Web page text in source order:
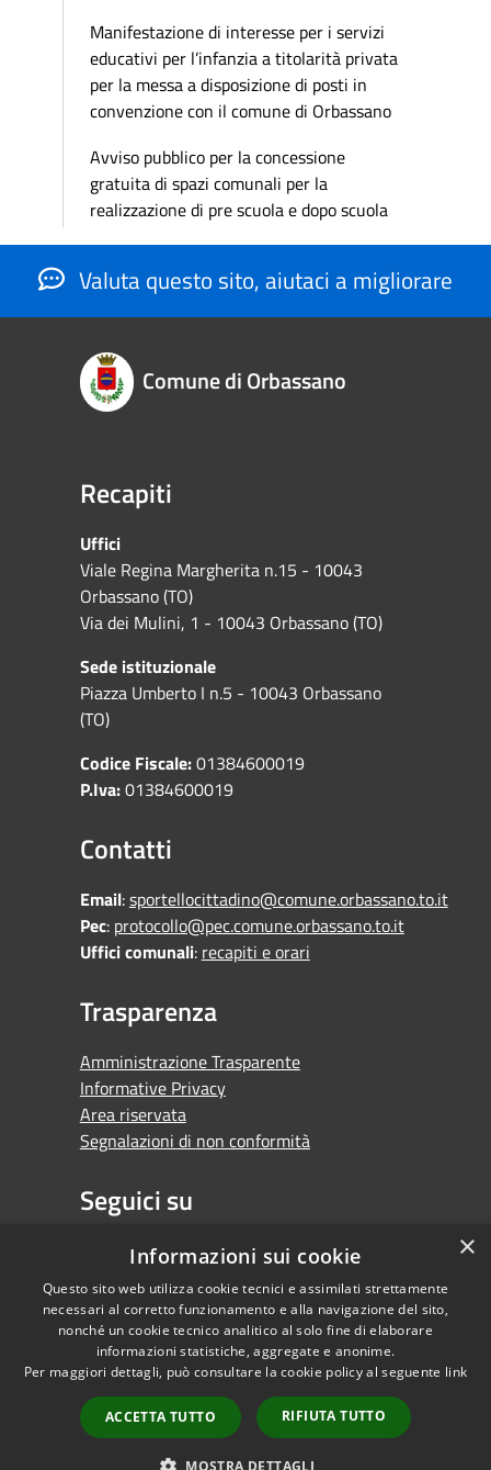
Manifestazione di interesse per i servizi
educativi per l’infanzia a titolarità privata
per la messa a disposizione di posti in
convenzione con il comune di Orbassano
Avviso pubblico per la concessione
gratuita di spazi comunali per la
realizzazione di pre scuola e dopo scuola
Valuta questo sito, aiutaci a migliorare
Comune di Orbassano
Recapiti
Uffici
Viale Regina Margherita n.15 - 10043
Orbassano (TO)
Via dei Mulini, 1 - 10043 Orbassano (TO)
Sede istituzionale
Piazza Umberto I n.5 - 10043 Orbassano
(TO)
Codice Fiscale:01384600019
P.Iva:01384600019
Contatti
Email:sportellocittadino@comune.orbassano.to.it
Pec: protocollo@pec.comune.orbassano.to.it
Uffici comunali: recapiti e orari
Trasparenza
Amministrazione Trasparente
Informative Privacy
Area riservata
Segnalazioni di non conformità
Seguici su
FacebookYoutubeWhatsapp
RSS
Accessibilità
Privacy
Cookie
Mappa del sito
Copyright © 2026 •
Comune di Orbassano •
Powered by
Municipium•
Accesso redazione
×
Informazioni sui cookie
Questo sito web utilizza cookie tecnici e assimilati strettamente
necessari al corretto funzionamento e alla navigazione del sito,
nonché un cookie tecnico analitico al solo fine di elaborare
informazioni statistiche, aggregate e anonime.
Per maggiori dettagli, può consultare la cookie policy al seguente link
ACCETTA TUTTO RIFIUTA TUTTO
MOSTRA DETTAGLI